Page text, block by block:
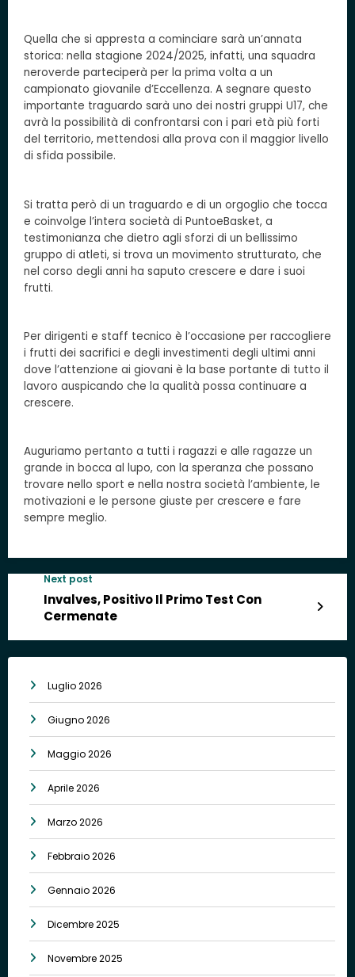
Quella che si appresta a cominciare sarà un’annata
storica: nella stagione 2024/2025, infatti, una squadra
neroverde parteciperà per la prima volta a un
campionato giovanile d’Eccellenza. A segnare questo
importante traguardo sarà uno dei nostri gruppi U17, che
avrà la possibilità di confrontarsi con i pari età più forti
del territorio, mettendosi alla prova con il maggior livello
di sfida possibile.
Si tratta però di un traguardo e di un orgoglio che tocca
e coinvolge l’intera società di PuntoeBasket, a
testimonianza che dietro agli sforzi di un bellissimo
gruppo di atleti, si trova un movimento strutturato, che
nel corso degli anni ha saputo crescere e dare i suoi
frutti.
Per dirigenti e staff tecnico è l’occasione per raccogliere
i frutti dei sacrifici e degli investimenti degli ultimi anni
dove l’attenzione ai giovani è la base portante di tutto il
lavoro auspicando che la qualità possa continuare a
crescere.
Auguriamo pertanto a tutti i ragazzi e alle ragazze un
grande in bocca al lupo, con la speranza che possano
trovare nello sport e nella nostra società l’ambiente, le
motivazioni e le persone giuste per crescere e fare
sempre meglio.
Next post
Invalves, Positivo Il Primo Test Con
Cermenate
Luglio 2026
Giugno 2026
Maggio 2026
Aprile 2026
Marzo 2026
Febbraio 2026
Gennaio 2026
Dicembre 2025
Novembre 2025